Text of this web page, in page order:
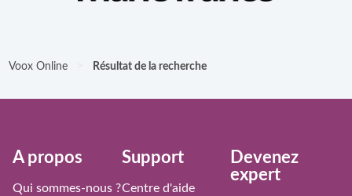
Voox Online Résultat de la recherche
À propos
Qui sommes-nous ?
Support
Centre d'aide
Devenez
expert